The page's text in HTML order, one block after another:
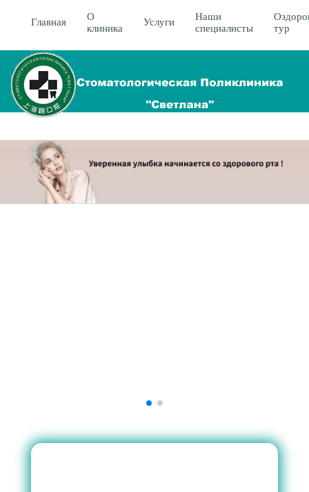
Главная
О
клиника
Услуги
Наши
специалисты
тур